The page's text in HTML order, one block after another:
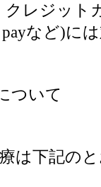
レジット
payなど)に
ついて
は下記の